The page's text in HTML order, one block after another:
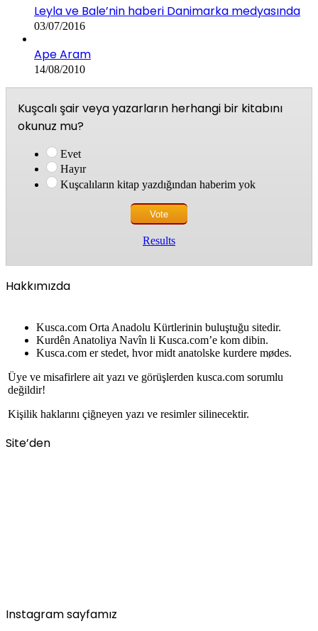
Leyla ve Bale’nin haberi Danimarka medyasında
03/07/2016
Ape Aram
14/08/2010
Kuşcalı şair veya yazarların herhangi bir kitabını
okunuz mu?
Evet
Hayır
Kuşcalıların kitap yazdığından haberim yok
Results
Hakkımızda
Kusca.com Orta Anadolu Kürtlerinin buluştuğu sitedir.
Kurdên Anatoliya Navîn li Kusca.com’e kom dibin.
Kusca.com er stedet, hvor midt anatolske kurdere mødes.
Üye ve misafirlere ait yazı ve görüşlerden kusca.com sorumlu
değildir!
Kişilik haklarını çiğneyen yazı ve resimler silinecektir.
Site’den
Instagram sayfamız